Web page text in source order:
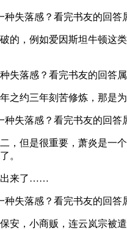
的，例如爱因斯坦牛顿这
之约三年刻苦修炼，那是
，但是很重要，萧炎是一
。
出来了……
安，小商贩，连云岚宗被